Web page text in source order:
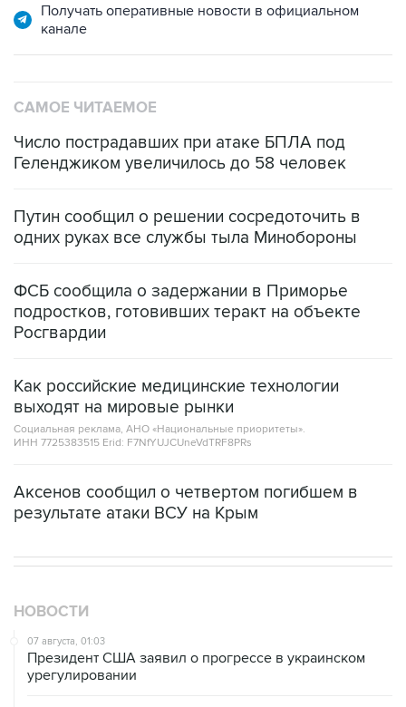
Получать оперативные новости в официальном
канале
САМОЕ ЧИТАЕМОЕ
Число пострадавших при атаке БПЛА под
Геленджиком увеличилось до 58 человек
Путин сообщил о решении сосредоточить в
одних руках все службы тыла Минобороны
ФСБ сообщила о задержании в Приморье
подростков, готовивших теракт на объекте
Росгвардии
Как российские медицинские технологии
выходят на мировые рынки
Социальная реклама, АНО «Национальные приоритеты».
ИНН 7725383515 Erid: F7NfYUJCUneVdTRF8PRs
Аксенов сообщил о четвертом погибшем в
результате атаки ВСУ на Крым
НОВОСТИ
07 августа, 01:03
Президент США заявил о прогрессе в украинском
урегулировании